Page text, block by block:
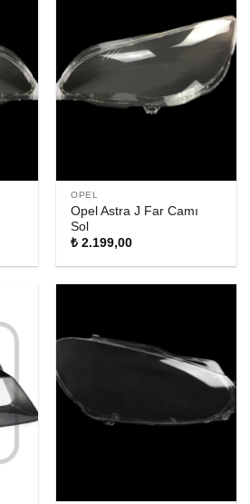
OPEL
Opel Astra J Far Camı
Sol
₺ 2.199,00